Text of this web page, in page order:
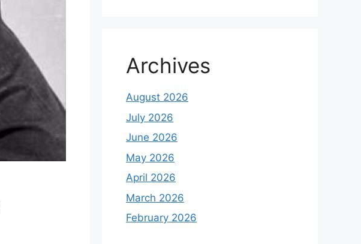
Archives
August 2026
July 2026
June 2026
May 2026
April 2026
March 2026
February 2026